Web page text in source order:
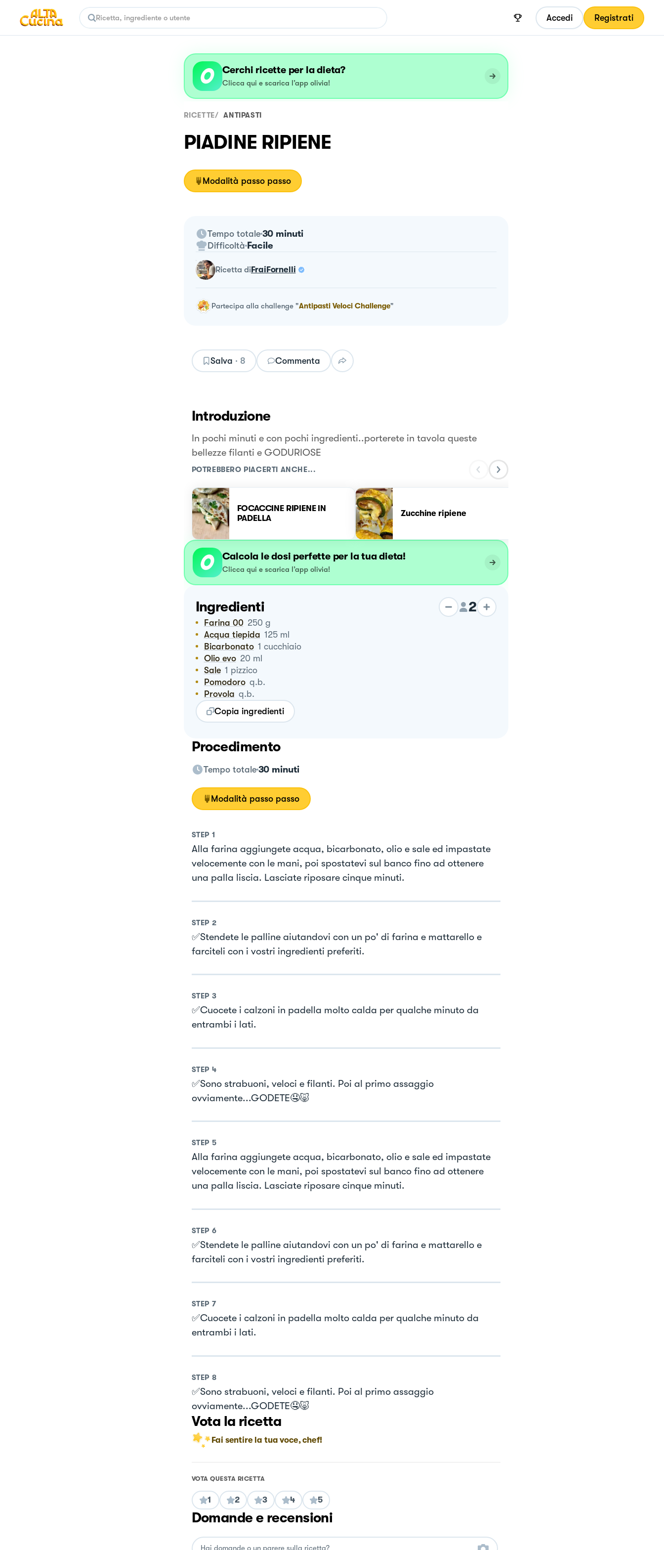
Accedi Registrati
Cerchi ricette per la dieta?
Clicca qui e scarica l’app olivia!
RICETTE/ ANTIPASTI
PIADINE RIPIENE
Modalità passo passo
Tempo totale 30 minuti
Difficoltà Facile
ricetta diFraiFornelli
Partecipa alla challenge"Antipasti Veloci Challenge"
Salva · 8 Commenta
Introduzione
In pochi minuti e con pochi ingredienti..porterete in tavola queste
bellezze filanti e GODURIOSE
POTREBBERO PIACERTI ANCHE...
FOCACCINE RIPIENE IN
PADELLA
Zucchine ripiene
Calcola le dosi perfette per la tua dieta!
Clicca qui e scarica l’app olivia!
Ingredienti 2
Farina 00 250 g
Acqua tiepida 125 ml
Bicarbonato 1 cucchiaio
Olio evo 20 ml
Sale 1 pizzico
Pomodoro q.b.
Provola q.b.
Copia ingredienti
Procedimento
Tempo totale 30 minuti
Modalità passo passo
STEP 1
Alla farina aggiungete acqua, bicarbonato, olio e sale ed impastate
velocemente con le mani, poi spostatevi sul banco fino ad ottenere
una palla liscia. Lasciate riposare cinque minuti.
STEP 2
✅Stendete le palline aiutandovi con un po' di farina e mattarello e
farciteli con i vostri ingredienti preferiti.
STEP 3
✅Cuocete i calzoni in padella molto calda per qualche minuto da
entrambi i lati.
STEP 4
✅Sono strabuoni, veloci e filanti. Poi al primo assaggio
ovviamente...GODETE🤤🐷
STEP 5
Alla farina aggiungete acqua, bicarbonato, olio e sale ed impastate
velocemente con le mani, poi spostatevi sul banco fino ad ottenere
una palla liscia. Lasciate riposare cinque minuti.
STEP 6
✅Stendete le palline aiutandovi con un po' di farina e mattarello e
farciteli con i vostri ingredienti preferiti.
STEP 7
✅Cuocete i calzoni in padella molto calda per qualche minuto da
entrambi i lati.
STEP 8
✅Sono strabuoni, veloci e filanti. Poi al primo assaggio
ovviamente...GODETE🤤🐷
Vota la ricetta
Fai sentire la tua voce, chef!
VOTA QUESTA RICETTA
1 2 3 4 5
Domande e recensioni